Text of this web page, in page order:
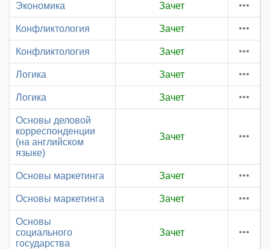
Экономика Зачет
Конфликтология Зачет
Конфликтология Зачет
Логика Зачет
Логика Зачет
Основы деловой
корреспонденции
(на английском
языке)
Зачет
Основы маркетинга Зачет
Основы маркетинга Зачет
Основы
социального
государства
Зачет